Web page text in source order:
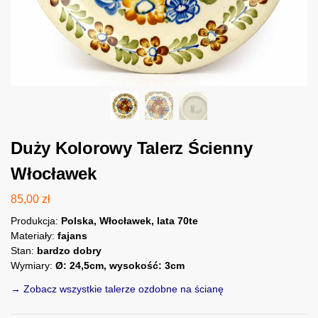
Duży Kolorowy Talerz Ścienny
Włocławek
85,00 zł
Produkcja: Polska, Włocławek, lata 70te
Materiały: fajans
Stan: bardzo dobry
Wymiary: Ø: 24,5cm, wysokość: 3cm
→ Zobacz wszystkie talerze ozdobne na ścianę